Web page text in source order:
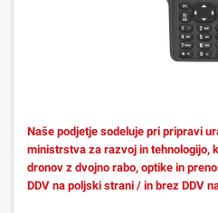
Naše podjetje sodeluje pri pripravi
ministrstva za razvoj in tehnologijo,
dronov z dvojno rabo, optike in
DDV na poljski strani / in brez DDV